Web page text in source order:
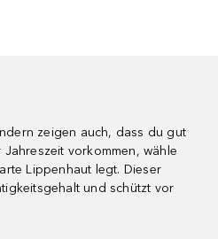
zeigen auch, dass du gut
vorkommen, wähle
Lippenhaut legt. Dieser
und schützt vor